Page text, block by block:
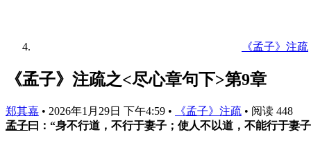
《孟子》注疏
《孟子》注疏之<尽心章句下>第9章
郑其嘉 • 2026年1月29日 下午4:59 • 《孟子》注疏 • 阅读 448
孟子曰：“身不行道，不行于妻子；使人不以道，不能行于妻